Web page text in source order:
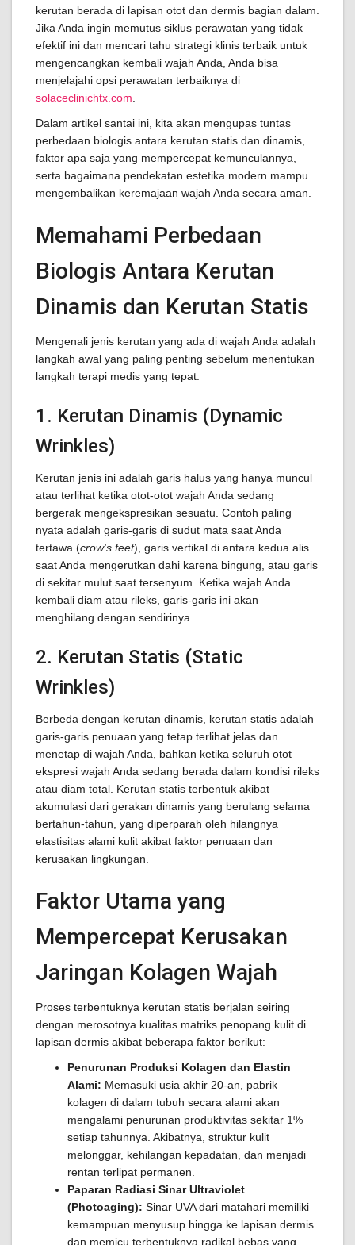
kerutan berada di lapisan otot dan dermis bagian dalam.
Jika Anda ingin memutus siklus perawatan yang tidak
efektif ini dan mencari tahu strategi klinis terbaik untuk
mengencangkan kembali wajah Anda, Anda bisa
menjelajahi opsi perawatan terbaiknya di
solaceclinichtx.com
Dalam artikel santai ini, kita akan mengupas tuntas
perbedaan biologis antara kerutan statis dan dinamis,
faktor apa saja yang mempercepat kemunculannya,
serta bagaimana pendekatan estetika modern mampu
mengembalikan keremajaan wajah Anda secara aman.
Memahami Perbedaan
Biologis Antara Kerutan
Dinamis dan Kerutan Statis
Mengenali jenis kerutan yang ada di wajah Anda adalah
langkah awal yang paling penting sebelum menentukan
langkah terapi medis yang tepat:
1. Kerutan Dinamis (Dynamic
Wrinkles)
Kerutan jenis ini adalah garis halus yang hanya muncul
atau terlihat ketika otot-otot wajah Anda sedang
bergerak mengekspresikan sesuatu. Contoh paling
nyata adalah garis-garis di sudut mata saat Anda
tertawa (crow's feet), garis vertikal di antara kedua alis
saat Anda mengerutkan dahi karena bingung, atau garis
di sekitar mulut saat tersenyum. Ketika wajah Anda
kembali diam atau rileks, garis-garis ini akan
menghilang dengan sendirinya.
2. Kerutan Statis (Static
Wrinkles)
Berbeda dengan kerutan dinamis, kerutan statis adalah
garis-garis penuaan yang tetap terlihat jelas dan
menetap di wajah Anda, bahkan ketika seluruh otot
ekspresi wajah Anda sedang berada dalam kondisi rileks
atau diam total. Kerutan statis terbentuk akibat
akumulasi dari gerakan dinamis yang berulang selama
bertahun-tahun, yang diperparah oleh hilangnya
elastisitas alami kulit akibat faktor penuaan dan
kerusakan lingkungan.
Faktor Utama yang
Mempercepat Kerusakan
Jaringan Kolagen Wajah
Proses terbentuknya kerutan statis berjalan seiring
dengan merosotnya kualitas matriks penopang kulit di
lapisan dermis akibat beberapa faktor berikut:
Penurunan Produksi Kolagen dan Elastin
Alami: Memasuki usia akhir 20-an, pabrik
kolagen di dalam tubuh secara alami akan
mengalami penurunan produktivitas sekitar 1%
setiap tahunnya. Akibatnya, struktur kulit
melonggar, kehilangan kepadatan, dan menjadi
rentan terlipat permanen.
Paparan Radiasi Sinar Ultraviolet
(Photoaging): Sinar UVA dari matahari memiliki
kemampuan menyusup hingga ke lapisan dermis
dan memicu terbentuknya radikal bebas yang